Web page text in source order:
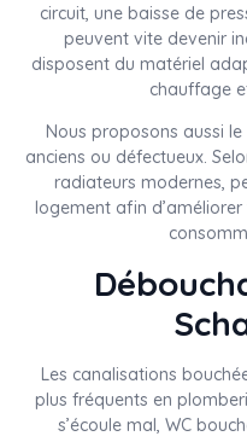
circuit, une baisse de
peuvent vite devenir
disposent du matériel
chauffage
Nous proposons aussi le
anciens ou défectueux.
radiateurs modernes,
logement afin
Les canalisations
plus fréquents en
s’écoule mal, WC